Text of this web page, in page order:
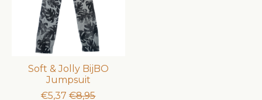
Soft & Jolly BijBO
Jumpsuit
€5,37 €8,95